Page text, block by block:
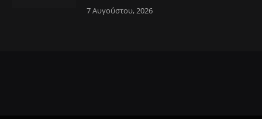
7 Αυγούστου, 2026